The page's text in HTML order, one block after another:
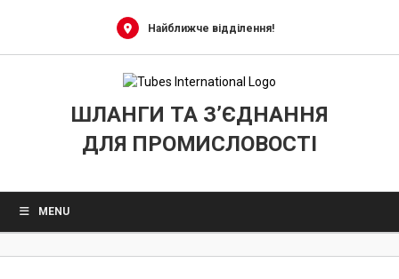
Найближче відділення!
ШЛАНГИ ТА З’ЄДНАННЯ
ДЛЯ ПРОМИСЛОВОСТІ
MENU